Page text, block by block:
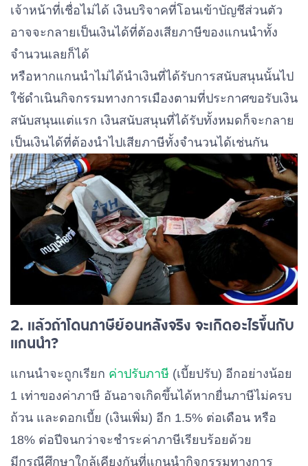
เจ้าหน้าที่เชื่อไม่ได้ เงินบริจาคที่โอนเข้าบัญชีส่วนตัว
อาจจะกลายเป็นเงินได้ที่ต้องเสียภาษีของแกนนำทั้ง
จำนวนเลยก็ได้
หรือหากแกนนำไม่ได้นำเงินที่ได้รับการสนับสนุนนั้นไป
ใช้ดำเนินกิจกรรมทางการเมืองตามที่ประกาศขอรับเงิน
สนับสนุนแต่แรก เงินสนับสนุนที่ได้รับทั้งหมดก็จะกลาย
เป็นเงินได้ที่ต้องนำไปเสียภาษีทั้งจำนวนได้เช่นกัน
2. แล้วถ้าโดนภาษีย้อนหลังจริง จะเกิดอะไรขึ้นกับ
แกนนำ?
แกนนำจะถูกเรียก ค่าปรับภาษี (เบี้ยปรับ) อีกอย่างน้อย
1 เท่าของค่าภาษี อันอาจเกิดขึ้นได้หากยื่นภาษีไม่ครบ
ถ้วน และดอกเบี้ย (เงินเพิ่ม) อีก 1.5% ต่อเดือน หรือ
18% ต่อปีจนกว่าจะชำระค่าภาษีเรียบร้อยด้วย
มีกรณีศึกษาใกล้เคียงกันที่แกนนำกิจกรรมทางการ